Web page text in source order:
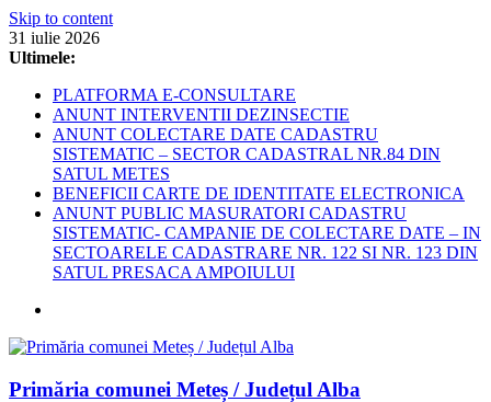
Skip to content
31 iulie 2026
Ultimele:
PLATFORMA E-CONSULTARE
ANUNT INTERVENTII DEZINSECTIE
ANUNT COLECTARE DATE CADASTRU
SISTEMATIC – SECTOR CADASTRAL NR.84 DIN
SATUL METES
BENEFICII CARTE DE IDENTITATE ELECTRONICA
ANUNT PUBLIC MASURATORI CADASTRU
SISTEMATIC- CAMPANIE DE COLECTARE DATE – IN
SECTOARELE CADASTRARE NR. 122 SI NR. 123 DIN
SATUL PRESACA AMPOIULUI
Primăria comunei Meteș / Județul Alba